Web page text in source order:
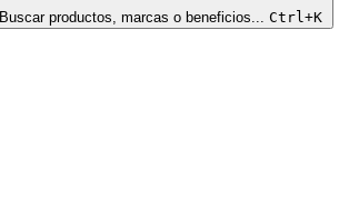
Buscar productos, marcas o beneficios... Ctrl+K